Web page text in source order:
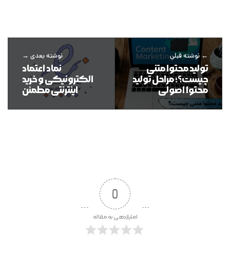
نوشته قبلی
تولید محتوا متنی
چیست؟؛ مراحل تولید
محتوا اصولی
نوشته بعدی
نماد اعتماد
الکترونیکی و خرید
اینترنتی مطمئن
0
امتیازدهی به مقاله